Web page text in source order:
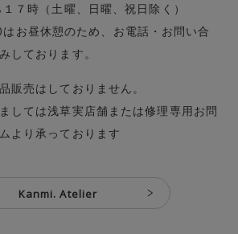
７時（土曜、日曜、祝日除く）
お昼休憩のため、お電話・お問い合
しております。
販売はしておりません。
しては浅草実店舗または修理専用お問
より承っております
Kanmi. Atelier